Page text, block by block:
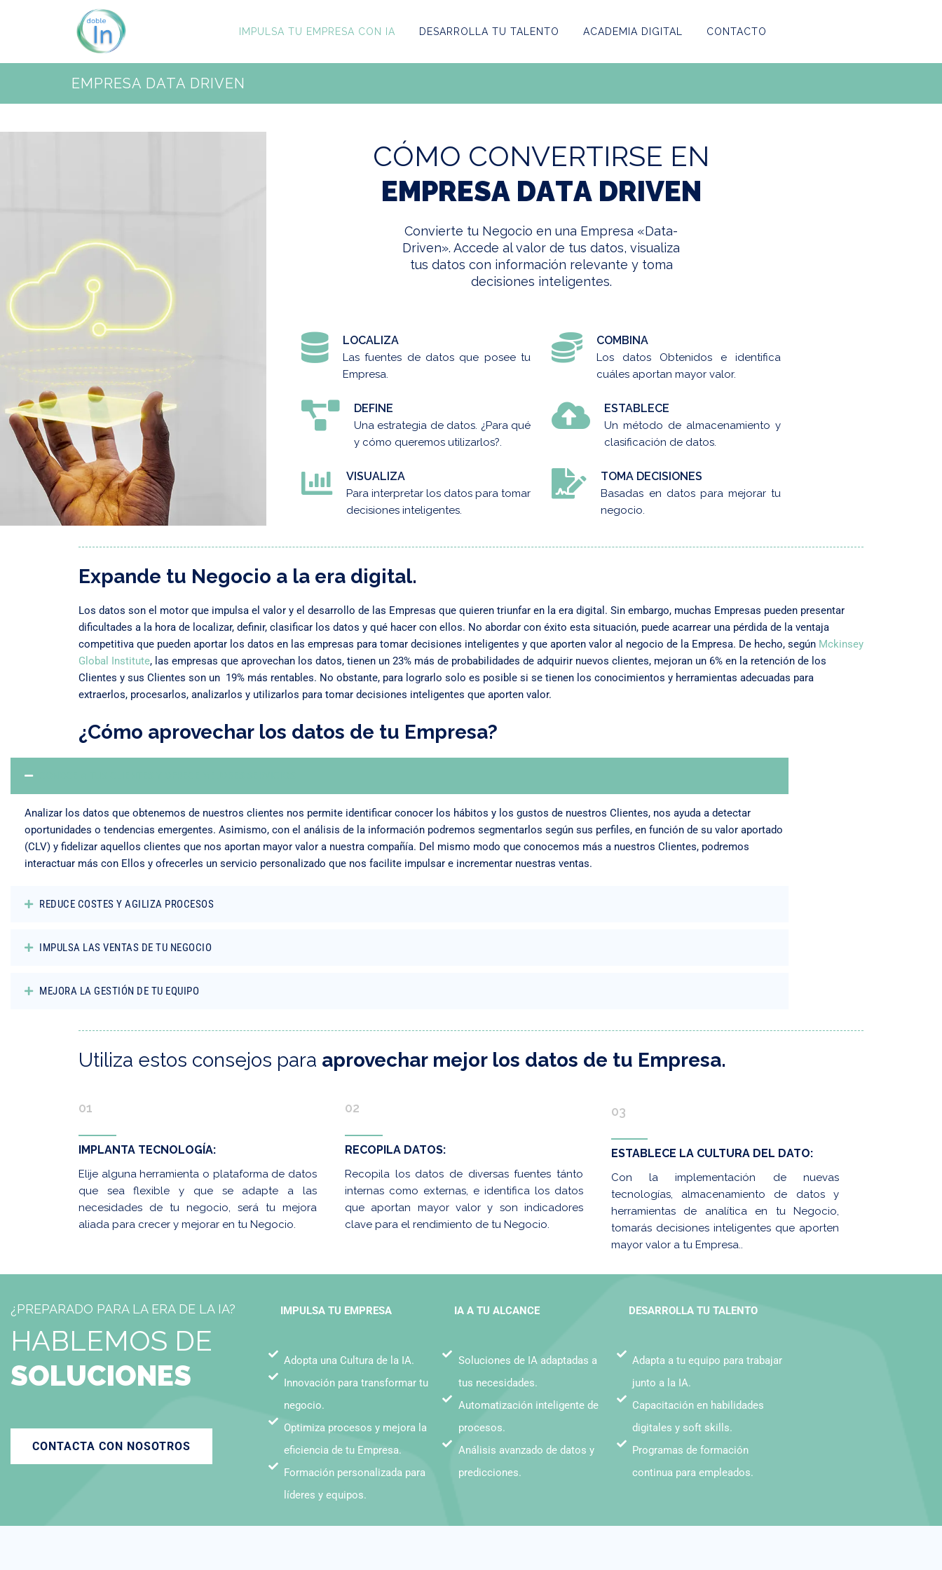
IMPULSA TU EMPRESA CON IA DESARROLLA TU TALENTO ACADEMIA DIGITAL CONTACTO
EMPRESA DATA DRIVEN
CÓMO CONVERTIRSE EN
EMPRESA DATA DRIVEN
Convierte tu Negocio en una Empresa «Data-
Driven». Accede al valor de tus datos, visualiza
tus datos con información relevante y toma
decisiones inteligentes.
LOCALIZA
Las fuentes de datos que posee tu
Empresa.
COMBINA
Los datos Obtenidos e identifica
cuáles aportan mayor valor.
DEFINE
Una estrategia de datos. ¿Para qué
y cómo queremos utilizarlos?.
ESTABLECE
Un método de almacenamiento y
clasificación de datos.
VISUALIZA
Para interpretar los datos para tomar
decisiones inteligentes.
TOMA DECISIONES
Basadas en datos para mejorar tu
negocio.
Expande tu Negocio a la era digital.
Los datos son el motor que impulsa el valor y el desarrollo de las Empresas que quieren triunfar en la era digital. Sin embargo, muchas Empresas pueden presentar
dificultades a la hora de localizar, definir, clasificar los datos y qué hacer con ellos. No abordar con éxito esta situación, puede acarrear una pérdida de la ventaja
competitiva que pueden aportar los datos en las empresas para tomar decisiones inteligentes y que aporten valor al negocio de la Empresa. De hecho, según Mckinsey
Global Institute, las empresas que aprovechan los datos, tienen un 23% más de probabilidades de adquirir nuevos clientes, mejoran un 6% en la retención de los
Clientes y sus Clientes son un 19% más rentables. No obstante, para lograrlo solo es posible si se tienen los conocimientos y herramientas adecuadas para
extraerlos, procesarlos, analizarlos y utilizarlos para tomar decisiones inteligentes que aporten valor.
¿Cómo aprovechar los datos de tu Empresa?
Analizar los datos que obtenemos de nuestros clientes nos permite identificar conocer los hábitos y los gustos de nuestros Clientes, nos ayuda a detectar
oportunidades o tendencias emergentes. Asimismo, con el análisis de la información podremos segmentarlos según sus perfiles, en función de su valor aportado
(CLV) y fidelizar aquellos clientes que nos aportan mayor valor a nuestra compañía. Del mismo modo que conocemos más a nuestros Clientes, podremos
interactuar más con Ellos y ofrecerles un servicio personalizado que nos facilite impulsar e incrementar nuestras ventas.
REDUCE COSTES Y AGILIZA PROCESOS
IMPULSA LAS VENTAS DE TU NEGOCIO
MEJORA LA GESTIÓN DE TU EQUIPO
Utiliza estos consejos para aprovechar mejor los datos de tu Empresa.
01
IMPLANTA TECNOLOGÍA:
Elije alguna herramienta o plataforma de datos
que sea flexible y que se adapte a las
necesidades de tu negocio, será tu mejora
aliada para crecer y mejorar en tu Negocio.
02
RECOPILA DATOS:
Recopila los datos de diversas fuentes tánto
internas como externas, e identifica los datos
que aportan mayor valor y son indicadores
clave para el rendimiento de tu Negocio.
03
ESTABLECE LA CULTURA DEL DATO:
Con la implementación de nuevas
tecnologías, almacenamiento de datos y
herramientas de analítica en tu Negocio,
tomarás decisiones inteligentes que aporten
mayor valor a tu Empresa..
¿PREPARADO PARA LA ERA DE LA IA?
HABLEMOS DE
SOLUCIONES
CONTACTA CON NOSOTROS
IMPULSA TU EMPRESA
Adopta una Cultura de la IA.
Innovación para transformar tu
negocio.
Optimiza procesos y mejora la
eficiencia de tu Empresa.
Formación personalizada para
líderes y equipos.
IA A TU ALCANCE
Soluciones de IA adaptadas a
tus necesidades.
Automatización inteligente de
procesos.
Análisis avanzado de datos y
predicciones.
DESARROLLA TU TALENTO
Adapta a tu equipo para trabajar
junto a la IA.
Capacitación en habilidades
digitales y soft skills.
Programas de formación
continua para empleados.